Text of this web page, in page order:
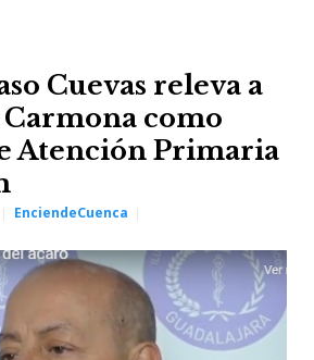
Cuevas releva a
Carmona como
Atención Primaria
EnciendeCuenca